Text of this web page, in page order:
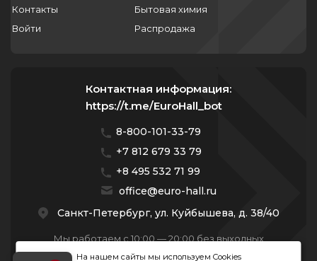
Контакты
Войти
Бытовая химия
Распродажа
Контактная информация:
https://t.me/EuroHall_bot
8-800-101-33-79
+7 812 679 33 79
+8 495 532 71 99
office@euro-hall.ru
Санкт-Петербург, ул. Куйбышева, д. 38/40
Мы работаем с 10:00 — 20:00 без выходных
На нашем сайты мы используем Cookies